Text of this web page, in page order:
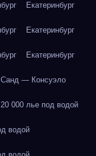
Екатеринбург
Екатеринбург
Екатеринбург
— Консуэло
000 лье под водой
водой